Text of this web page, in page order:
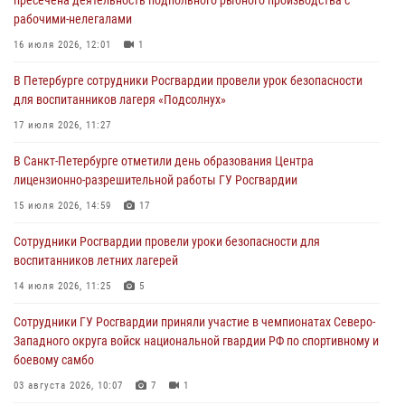
Росгвардейцы приняли участие в Большом семейном фестивале
03 августа 2026, 13:26
В Ленинградской области сотрудники Росгвардии обнаружили
пропавшего мальчика с нарушением слуха и помогли ему вернуться
домой
В Санкт-Петербурге при содействии СОБР Росгвардии задержаны
подозреваемые в мошеннических действиях
Сотрудники ГУ Росгвардии приняли участие в чемпионатах Северо-
Западного округа войск национальной гвардии РФ по спортивному и
03 августа 2026, 10:07 7 1
рабочими-нелегалами
16 июля 2026, 12:01 1
В Петербурге сотрудники Росгвардии провели урок безопасности
для воспитанников лагеря «Подсолнух»
17 июля 2026, 11:27
В Санкт-Петербурге отметили день образования Центра
лицензионно-разрешительной работы ГУ Росгвардии
15 июля 2026, 14:59 17
Сотрудники Росгвардии провели уроки безопасности для
воспитанников летних лагерей
14 июля 2026, 11:25 5
Сотрудники ГУ Росгвардии приняли участие в чемпионатах Северо-
Западного округа войск национальной гвардии РФ по спортивному и
боевому самбо
03 августа 2026, 10:07 7 1